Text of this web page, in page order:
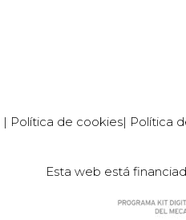
| Política de cookies| Política
Esta web está